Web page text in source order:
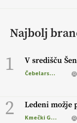
Najbolj
1 V središču
Čebelarstvo
2 Ledeni možje
Kmečki Glas